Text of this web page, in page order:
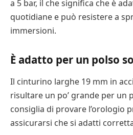
a 5 bar, il che significa che è
quotidiane e può resistere a
immersioni.
È adatto per un polso
Il cinturino larghe 19 mm in
risultare un po’ grande per un
consiglia di provare l’orologio
assicurarsi che si adatti